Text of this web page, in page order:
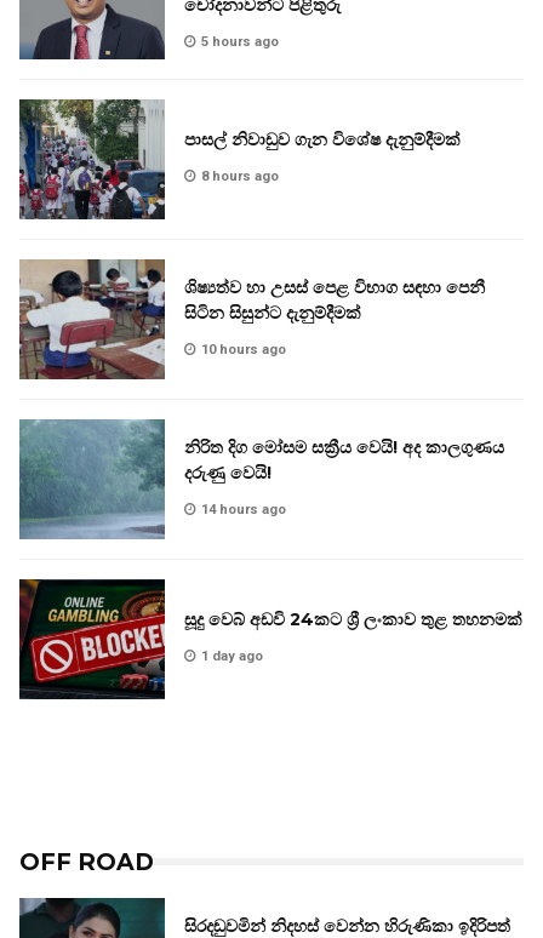
චෝදනාවන්ට පිළිතුරු
5 hours ago
පාසල් නිවාඩුව ගැන විශේෂ දැනුම්දීමක්
8 hours ago
ශිෂ්‍යත්ව හා උසස් පෙළ විභාග සඳහා පෙනී
සිටින සිසුන්ට දැනුම්දීමක්
10 hours ago
නිරිත දිග මෝසම සක්‍රීය වෙයි! අද කාලගුණය
දරුණු වෙයි!
14 hours ago
සූදු වෙබ් අඩවි 24කට ශ්‍රී ලංකාව තුළ තහනමක්
1 day ago
OFF ROAD
සිරදඬුවමින් නිදහස් වෙන්න හිරුණිකා ඉදිරිපත්